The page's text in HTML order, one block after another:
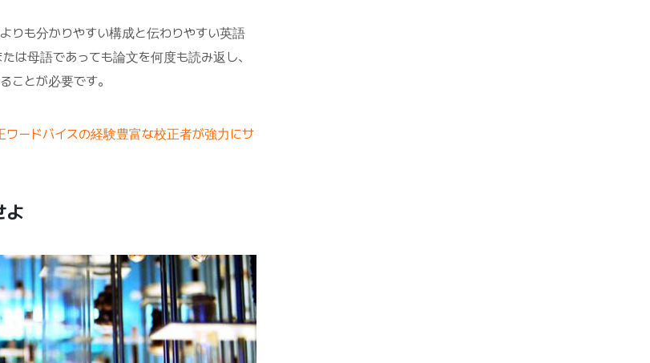
りも分かりやすい構成と伝わりやすい英語
は母語であっても論文を何度も読み返し、
ことが必要です。
ードバイスの経験豊富な校正者が強力にサ
よ